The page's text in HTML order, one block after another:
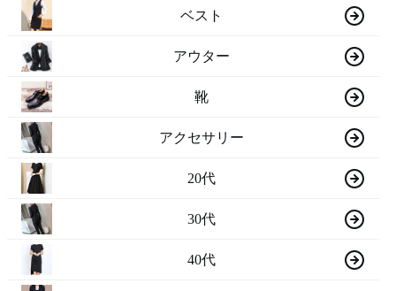
ベスト
アウター
靴
アクセサリー
20代
30代
40代